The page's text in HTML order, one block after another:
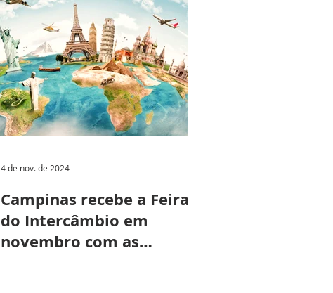
Campinas recebe a Feira
do Intercâmbio em
novembro com as
4 de nov. de 2024